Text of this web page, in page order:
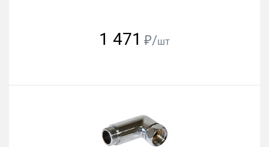
1 471 ₽/шт